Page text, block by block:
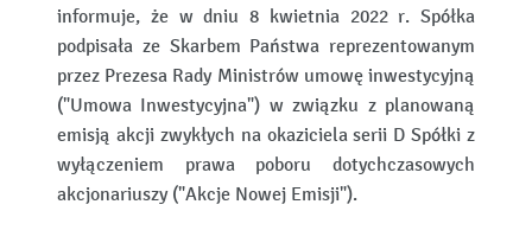
informuje, że w dniu 8 kwietnia 2022 r. Spółka
podpisała ze Skarbem Państwa reprezentowanym
przez Prezesa Rady Ministrów umowę inwestycyjną
("Umowa Inwestycyjna") w związku z planowaną
emisją akcji zwykłych na okaziciela serii D Spółki z
wyłączeniem prawa poboru dotychczasowych
akcjonariuszy ("Akcje Nowej Emisji").